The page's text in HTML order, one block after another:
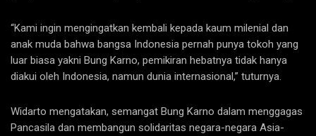
“Kami ingin mengingatkan kembali kepada kaum milenial dan
anak muda bahwa bangsa Indonesia pernah punya tokoh yang
luar biasa yakni Bung Karno, pemikiran hebatnya tidak hanya
diakui oleh Indonesia, namun dunia internasional,” tuturnya.
Widarto mengatakan, semangat Bung Karno dalam menggagas
Pancasila dan membangun solidaritas negara-negara Asia-